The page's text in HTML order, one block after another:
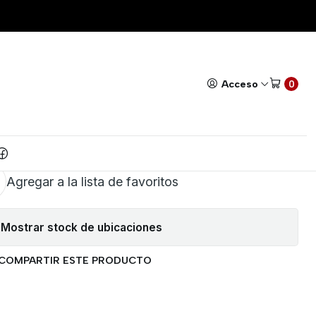
Acceso 0
42MM
GRUESA POLOLU
AL CARRITO COMPRAR AHORA
Agregar a la lista de favoritos
Mostrar stock de ubicaciones
ESTE PRODUCTO